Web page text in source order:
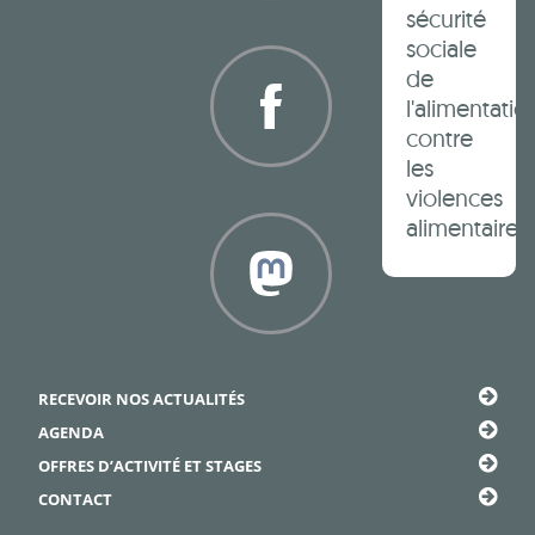
sécurité
sociale
de
contre
les
violences
alimentaires
RECEVOIR NOS ACTUALITÉS
AGENDA
OFFRES D’ACTIVITÉ ET STAGES
CONTACT